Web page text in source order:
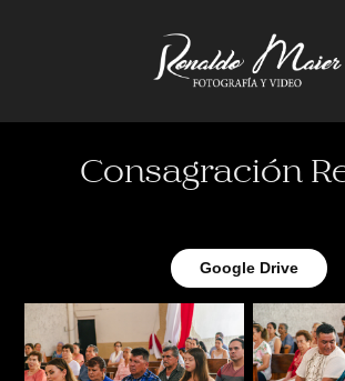
Consagración
Google Drive